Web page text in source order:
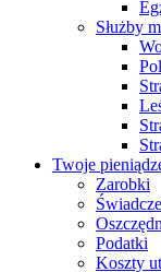
Służby
Twoje
Zarobki
Podatki
Koszty